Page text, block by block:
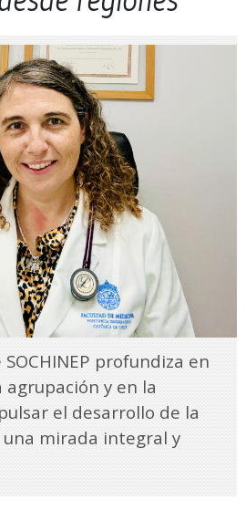
profundiza en
agrupación y en la
el desarrollo de la
mirada integral y